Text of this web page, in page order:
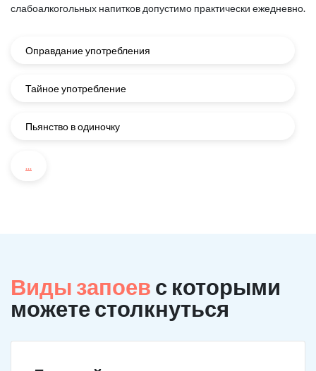
слабоалкогольных напитков допустимо практически ежедневно.
Оправдание употребления
Тайное употребление
Пьянство в одиночку
...
Виды запоев с которыми
можете столкнуться